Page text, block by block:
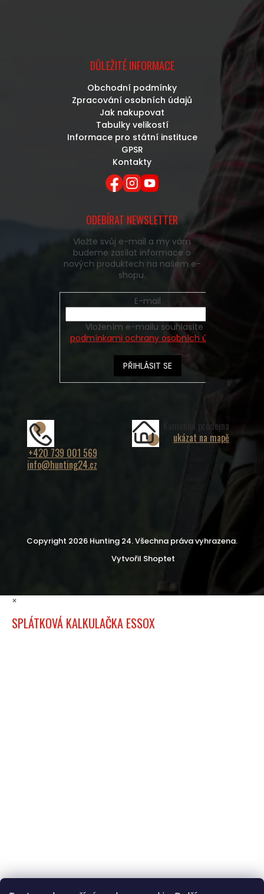
DŮLEŽITÉ INFORMACE
Obchodní podmínky
Zpracování osobních údajů
Jak nakupovat
Tabulky velikostí
Informace pro státní instituce
GPSR
Kontakty
ODEBÍRAT NEWSLETTER
Vložte svůj e-mail a my vám
budeme zasílat informace o
nových produktech na našem e-
shopu.
E-mail
podmínkami ochrany osobních údajů
PŘIHLÁSIT SE
+420 739 001 569
info@hunting24.cz
Kamenná prodejna
ukázat na mapě
Vytvořil Shoptet
Copyright 2026 Hunting 24. Všechna práva vyhrazena.
×
SPLÁTKOVÁ KALKULAČKA ESSOX